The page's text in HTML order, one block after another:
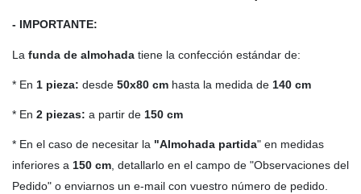
- IMPORTANTE:
La funda de almohada tiene la confección estándar de:
* En 1 pieza: desde 50x80 cm hasta la medida de 140 cm
* En 2 piezas: a partir de 150 cm
* En el caso de necesitar la "Almohada partida" en medidas
inferiores a 150 cm , detallarlo en el campo de "Observaciones del
Pedido" o enviarnos un e-mail con vuestro número de pedido.